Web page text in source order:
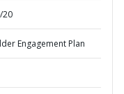
20
Engagement Plan